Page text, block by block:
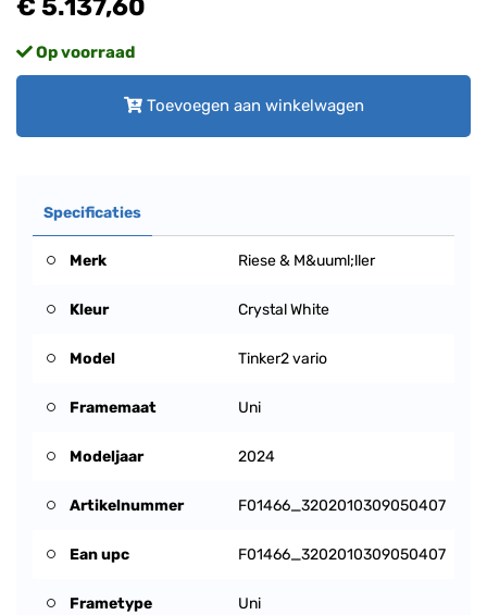
€ 5.137,60
Op voorraad
Toevoegen aan winkelwagen
Specificaties
Merk Riese & M&uuml;ller
Kleur Crystal White
Model Tinker2 vario
Framemaat Uni
Modeljaar 2024
Artikelnummer F01466_3202010309050407
Ean upc F01466_3202010309050407
Frametype Uni